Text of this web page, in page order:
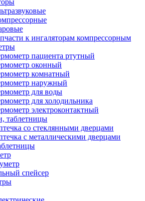
к ингаляторам компрессорным
пациента ртутный
оконный
комнатный
наружный
для воды
для холодильника
электроконтактный
таблетницы
со стеклянными дверцами
с металлическими дверцами
спейсер